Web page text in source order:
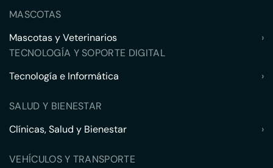
MASCOTAS
Mascotas y Veterinarios
›
TECNOLOGÍA Y SOPORTE DIGITAL
Tecnología e Informática
›
SALUD Y BIENESTAR
Clínicas, Salud y Bienestar
›
VEHÍCULOS Y TRANSPORTE